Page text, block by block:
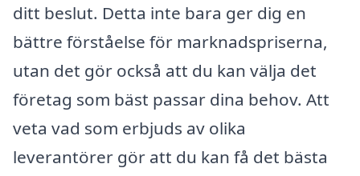
ditt beslut. Detta inte bara ger dig en
bättre förståelse för marknadspriserna,
utan det gör också att du kan välja det
företag som bäst passar dina behov. Att
veta vad som erbjuds av olika
leverantörer gör att du kan få det bästa